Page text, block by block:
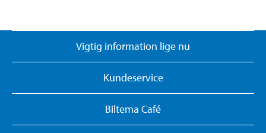
Vigtig information lige nu
Kundeservice
Biltema Café